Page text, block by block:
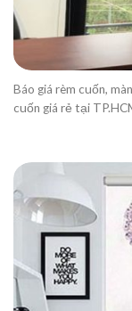
Báo giá rèm cuốn,
cuốn giá rẻ tại